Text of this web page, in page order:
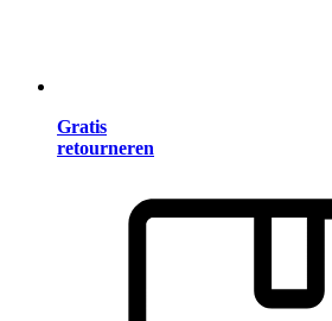
Gratis
retourneren